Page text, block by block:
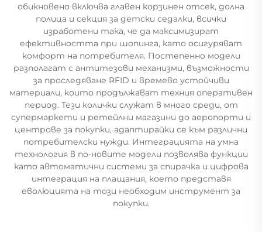
обикновено включва главен корзинен отсек, долна
полица и секция за детски седалки, всички
изработени така, че да максимизират
ефективността при шопинга, като осигуряват
комфорт на потребителя. Постепенно модели
разполагат с антитезови механизми, възможности
за проследяване RFID и времево устойчиви
материали, които продължават техния оперативен
период. Тези колички служат в много среди, от
супермаркети и ретейлни магазини до аеропорти и
центрове за покупки, адаптирайки се към различни
потребителски нужди. Интеграцията на умна
технология в по-новите модели позволява функции
като автоматични системи за спирачка и цифрова
интеграция на плащания, което представя
еволюцията на този необходим инструмент за
покупки.